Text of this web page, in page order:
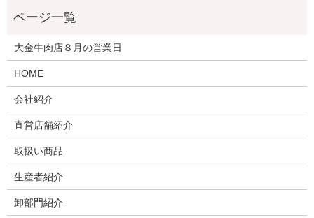
大金牛肉店８月の営業日
HOME
会社紹介
直営店舗紹介
取扱い商品
生産者紹介
卸部門紹介